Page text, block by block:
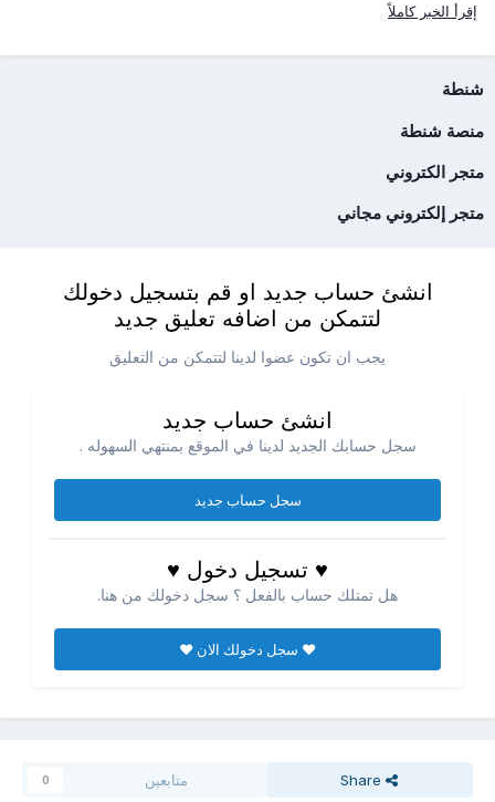
إقرأ الخبر كاملاً
شنطة
منصة شنطة
متجر الكتروني
متجر إلكتروني مجاني
انشئ حساب جديد او قم بتسجيل دخولك
لتتمكن من اضافه تعليق جديد
يجب ان تكون عضوا لدينا لتتمكن من التعليق
انشئ حساب جديد
سجل حسابك الجديد لدينا في الموقع بمنتهي السهوله .
سجل حساب جديد
♥ تسجيل دخول ♥
هل تمتلك حساب بالفعل ؟ سجل دخولك من هنا.
♥ سجل دخولك الان ♥
Share متابعين 0